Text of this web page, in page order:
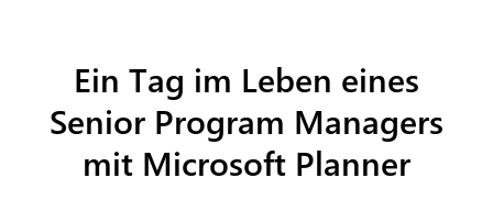
Ein Tag im Leben eines
Senior Program Managers
mit Microsoft Planner